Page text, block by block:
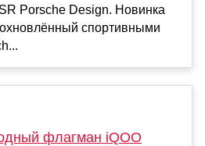
Porsche Design. Новинка
спортивными
флагман iQOO